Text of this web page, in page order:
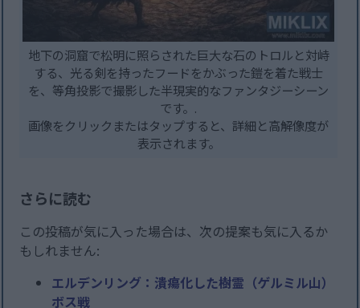
地下の洞窟で松明に照らされた巨大な石のトロルと対峙
する、光る剣を持ったフードをかぶった鎧を着た戦士
を、等角投影で撮影した半現実的なファンタジーシーン
です。.
画像をクリックまたはタップすると、詳細と高解像度が
表示されます。
さらに読む
この投稿が気に入った場合は、次の提案も気に入るか
もしれません:
エルデンリング：潰瘍化した樹霊（ゲルミル山）
ボス戦